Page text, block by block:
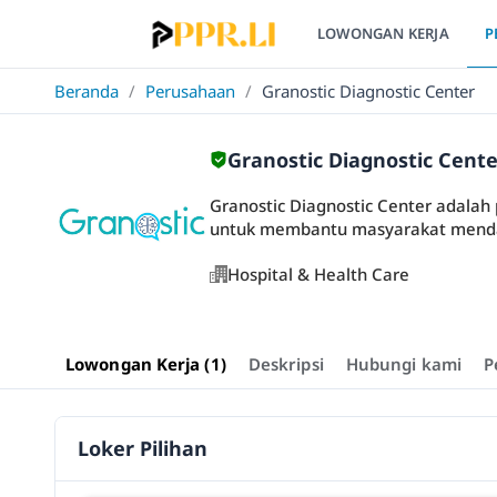
LOWONGAN KERJA
Beranda / Perusahaan / Granostic Diagnostic Center
Granostic Diagnostic
Granostic Diagnostic Center
untuk membantu masyarakat
Hospital & Health Care
Lowongan Kerja (1) Deskripsi Hubungi kami
Loker Pilihan